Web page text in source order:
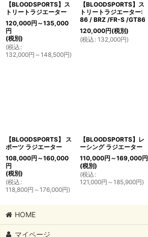
絞り込む
【BLOODSPORTS】ス
トリートラジエーター
120,000円 ～135,000
円
(税別)
(税込 :
132,000円 ～148,500円)
【BLOODSPORTS】ス
トリートラジエーター:
86 / BRZ /FR-S /GT86
120,000円(税別)
(税込 : 132,000円)
【BLOODSPORTS】 ス
ポーツ ラジエーター
108,000円 ～160,000
円
(税別)
(税込 :
118,800円 ～176,000円)
【BLOODSPORTS】レ
ーシング ラジエーター
110,000円 ～169,000円
(税別)
(税込 :
121,000円 ～185,900円)
HOME
マイページ